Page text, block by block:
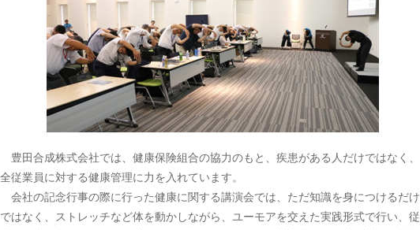
豊田合成株式会社では、健康保険組合の協力のもと、疾患がある人だけではなく、
全従業員に対する健康管理に力を入れています。
会社の記念行事の際に行った健康に関する講演会では、ただ知識を身につけるだけ
ではなく、ストレッチなど体を動かしながら、ユーモアを交えた実践形式で行い、従